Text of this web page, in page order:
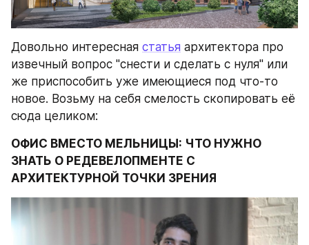
Довольно интересная статья архитектора про
извечный вопрос "снести и сделать с нуля" или
же приспособить уже имеющиеся под что-то
новое. Возьму на себя смелость скопировать её
сюда целиком:
ОФИС ВМЕСТО МЕЛЬНИЦЫ: ЧТО НУЖНО
ЗНАТЬ О РЕДЕВЕЛОПМЕНТЕ С
АРХИТЕКТУРНОЙ ТОЧКИ ЗРЕНИЯ